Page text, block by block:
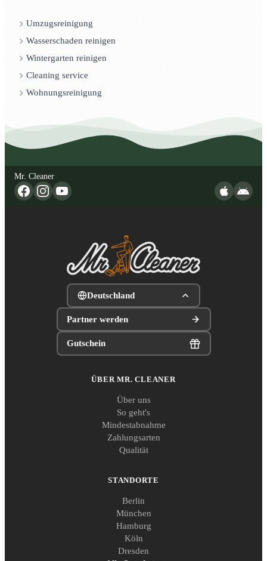
Umzugsreinigung
Wasserschaden reinigen
Wintergarten reinigen
Cleaning service
Wohnungsreinigung
Mr. Cleaner
Deutschland
Partner werden
Gutschein
ÜBER MR. CLEANER
Über uns
So geht's
Mindestabnahme
Zahlungsarten
Qualität
STANDORTE
Berlin
München
Hamburg
Köln
Dresden